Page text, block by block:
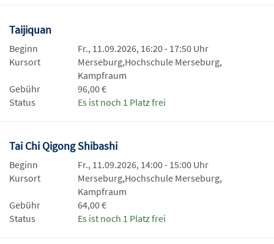
Taijiquan
Beginn
Fr., 11.09.2026, 16:20 - 17:50 Uhr
Kursort
Merseburg,Hochschule Merseburg,
Kampfraum
Gebühr
96,00 €
Status
Es ist noch 1 Platz frei
Tai Chi Qigong Shibashi
Beginn
Fr., 11.09.2026, 14:00 - 15:00 Uhr
Kursort
Merseburg,Hochschule Merseburg,
Kampfraum
Gebühr
64,00 €
Status
Es ist noch 1 Platz frei